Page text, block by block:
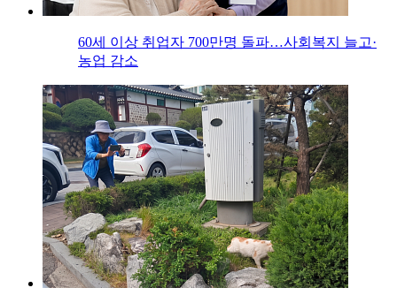
60세 이상 취업자 700만명 돌파…사회복지 늘고·
농업 감소